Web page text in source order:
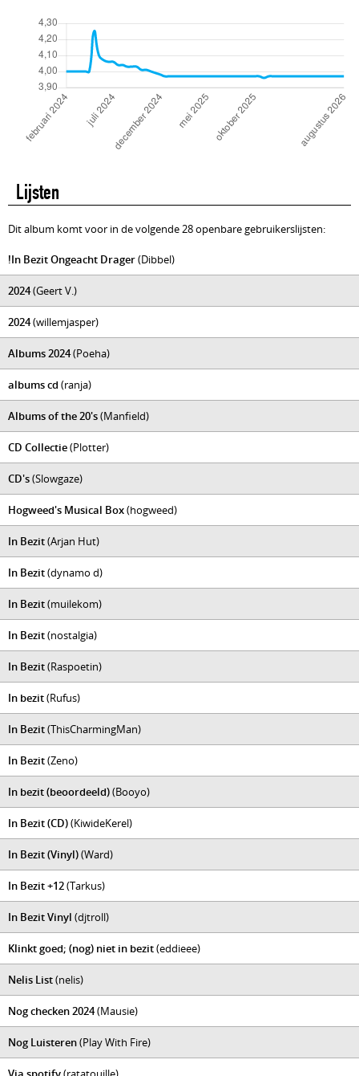
Lijsten
Dit album komt voor in de volgende 28 openbare gebruikerslijsten:
!In Bezit Ongeacht Drager(Dibbel)
2024(Geert V.)
2024(willemjasper)
Albums 2024(Poeha)
albums cd (ranja)
Albums of the 20's(Manfield)
CD Collectie(Plotter)
CD's(Slowgaze)
Hogweed's Musical Box(hogweed)
In Bezit(Arjan Hut)
In Bezit(dynamo d)
In Bezit(muilekom)
In Bezit(nostalgia)
In Bezit(Raspoetin)
In bezit(Rufus)
In Bezit(ThisCharmingMan)
In Bezit(Zeno)
In bezit (beoordeeld)(Booyo)
In Bezit (CD)(KiwideKerel)
In Bezit (Vinyl)(Ward)
In Bezit +12(Tarkus)
In Bezit Vinyl (djtroll)
Klinkt goed; (nog) niet in bezit(eddieee)
Nelis List(nelis)
Nog checken 2024(Mausie)
Nog Luisteren(Play With Fire)